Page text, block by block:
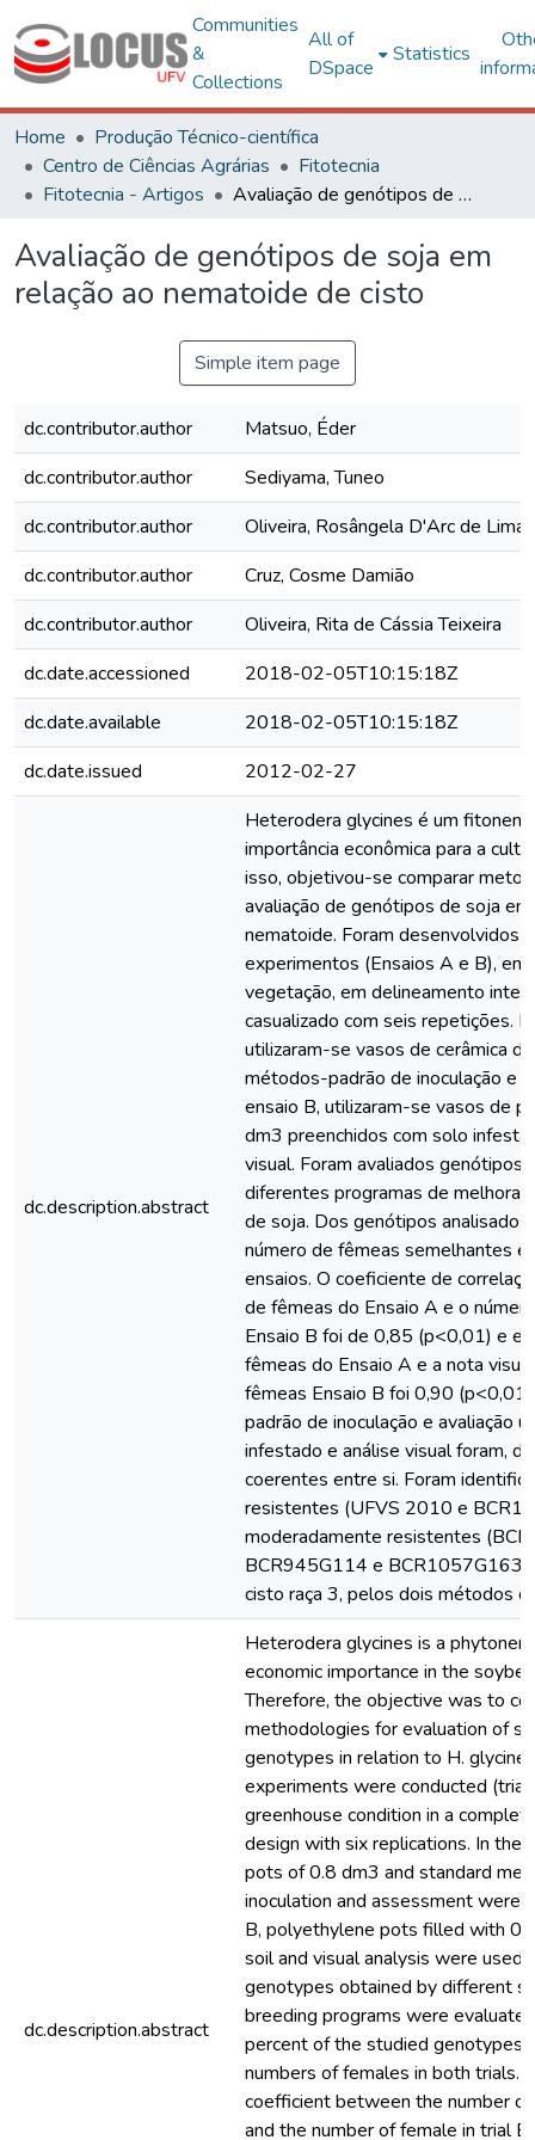
Communities
&
Collections
All of
DSpace
Statistics
Home
Produção Técnico-científica
Centro de Ciências Agrárias
Fitotecnia
Fitotecnia - Artigos
Avaliação de genótipos de soja em relação ao nematoide de cisto
Avaliação de genótipos de soja em
relação ao nematoide de cisto
Simple item page
dc.contributor.author
Matsuo, Éder
dc.contributor.author
Sediyama, Tuneo
dc.contributor.author
Oliveira, Rosângela D'Arc de Lima
dc.contributor.author
Cruz, Cosme Damião
dc.contributor.author
Oliveira, Rita de Cássia Teixeira
dc.date.accessioned
2018-02-05T10:15:18Z
dc.date.available
2018-02-05T10:15:18Z
dc.date.issued
2012-02-27
dc.description.abstract
Heterodera glycines é um
importância econômica para a
isso, objetivou-se comparar
avaliação de genótipos de soja
nematoide. Foram desenvolvidos
experimentos (Ensaios A e B), em
vegetação, em delineamento
casualizado com seis repetições.
utilizaram-se vasos de cerâmica
métodos-padrão de inoculação e
ensaio B, utilizaram-se vasos de
dm3 preenchidos com solo
visual. Foram avaliados genótipos
diferentes programas de
de soja. Dos genótipos
número de fêmeas semelhantes
ensaios. O coeficiente de
de fêmeas do Ensaio A e o
Ensaio B foi de 0,85 (p<0,01) e
fêmeas do Ensaio A e a nota
fêmeas Ensaio B foi 0,90
padrão de inoculação e avaliação
infestado e análise visual foram,
coerentes entre si. Foram
resistentes (UFVS 2010 e
moderadamente resistentes
BCR945G114 e BCR1057G163)
cisto raça 3, pelos dois métodos
dc.description.abstract
Heterodera glycines is a
economic importance in the
Therefore, the objective was to
methodologies for evaluation of
genotypes in relation to H.
experiments were conducted
greenhouse condition in a
design with six replications. In the
pots of 0.8 dm3 and standard
inoculation and assessment were
B, polyethylene pots filled with
soil and visual analysis were used.
genotypes obtained by different
breeding programs were
percent of the studied genotypes
numbers of females in both trials.
coefficient between the number
and the number of female in trial